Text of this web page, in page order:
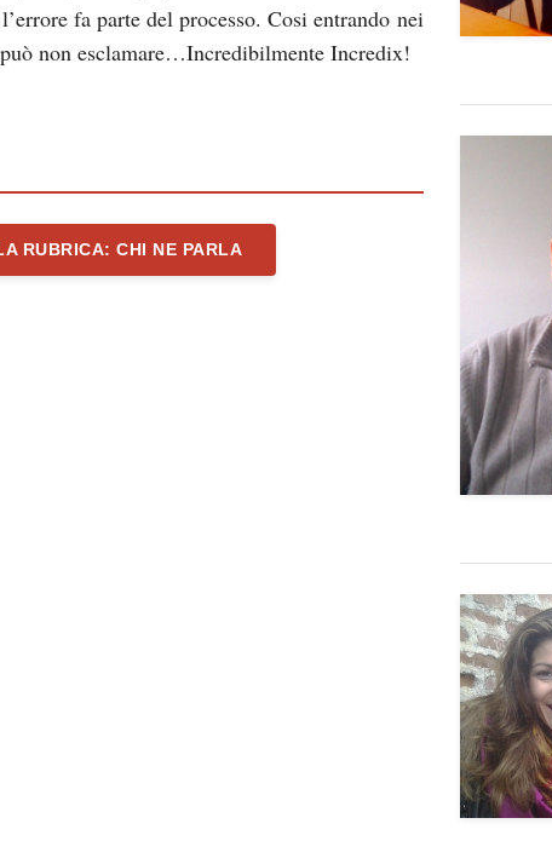
fa parte del processo. Cosi entrando nei
non esclamare…Incredibilmente Incredix!
RUBRICA: CHI NE PARLA